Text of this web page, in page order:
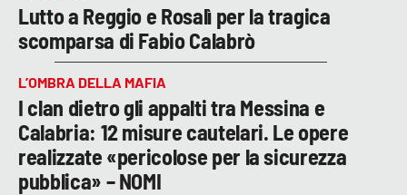
Lutto a Reggio e Rosalì per la tragica
scomparsa di Fabio Calabrò
L’OMBRA DELLA MAFIA
I clan dietro gli appalti tra Messina e
Calabria: 12 misure cautelari. Le opere
realizzate «pericolose per la sicurezza
pubblica» – NOMI